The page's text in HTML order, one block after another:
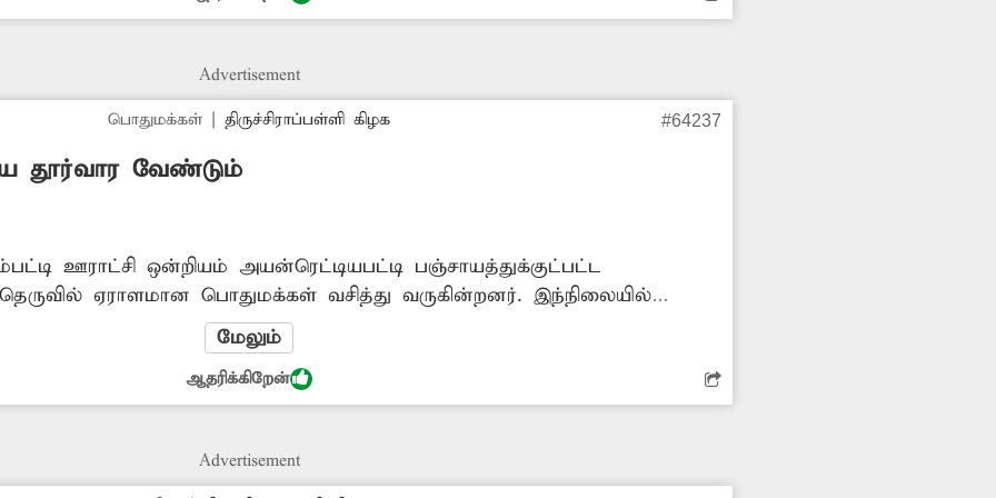
Advertisement
பொதுமக்கள்| திருச்சிராப்பள்ளி கிழக #64237
தூர்வார வேண்டும்
ஊராட்சி ஒன்றியம் அயன்ரெட்டியபட்டி பஞ்சாயத்துக்குட்பட்ட
ஏராளமான பொதுமக்கள் வசித்து வருகின்றனர். இந்நிலையில்
கால்வாய்கள் நீண்ட நாட்களாக தூர்வாரப்படாமல் உள்ளது. இதனால்
வீடுகளுக்குள் புகுகிறது. எனவே சாக்கடை கால்வாய்களை உடனடியாக
விரைந்து நடவடிக்கை எடுக்க வேண்டும்.
மேலும்
ஆதரிக்கிறேன்
Advertisement